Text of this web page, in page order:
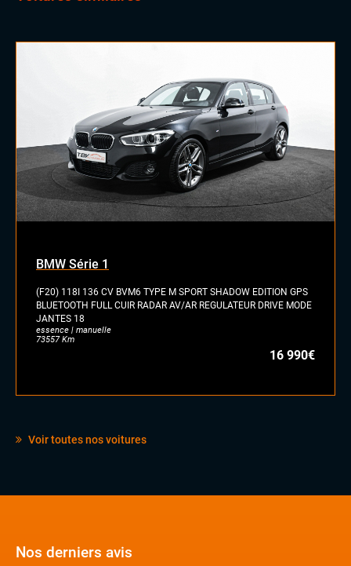
BMW Série 1
(F20) 118I 136 CV BVM6 TYPE M SPORT SHADOW EDITION GPS
BLUETOOTH FULL CUIR RADAR AV/AR REGULATEUR DRIVE MODE
JANTES 18
essence | manuelle
73557 Km
16 990€
Voir toutes nos voitures
Nos derniers avis